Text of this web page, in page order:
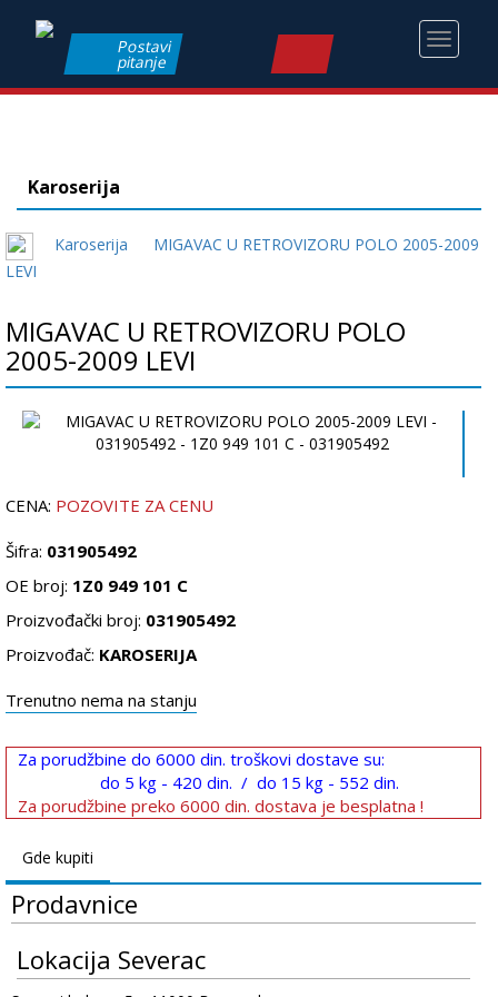
Toggle
Postavi
pitanje
Karoserija
Karoserija
MIGAVAC U RETROVIZORU POLO 2005-2009
LEVI
MIGAVAC U RETROVIZORU POLO
2005-2009 LEVI
CENA: POZOVITE ZA CENU
Šifra: 031905492
OE broj: 1Z0 949 101 C
Proizvođački broj: 031905492
Proizvođač: KAROSERIJA
Trenutno nema na stanju
Za porudžbine do 6000 din. troškovi dostave su:
do 5 kg - 420 din. / do 15 kg - 552 din.
Za porudžbine preko 6000 din. dostava je besplatna !
Gde kupiti
Prodavnice
Lokacija Severac